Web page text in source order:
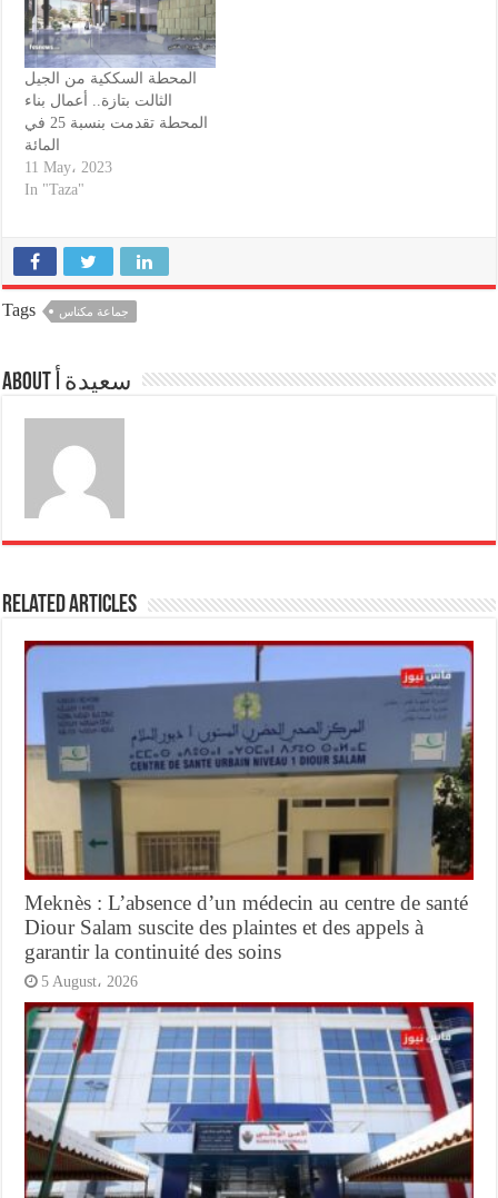
المحطة السككية من الجيل
الثالت بتازة.. أعمال بناء
المحطة تقدمت بنسبة 25 في
المائة
11 May، 2023
In "Taza"
Tags جماعة مكناس
About سعيدة أ
Related Articles
Meknès : L’absence d’un médecin au centre de santé
Diour Salam suscite des plaintes et des appels à
garantir la continuité des soins
5 August، 2026